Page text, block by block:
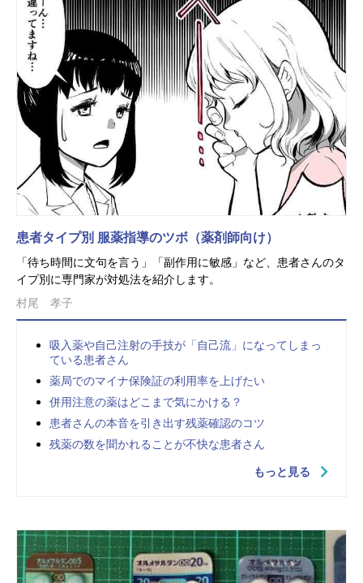
患者タイプ別 服薬指導のツボ（薬剤師向け）
「待ち時間に文句を言う」「副作用に敏感」など、患者さんのタ
イプ別に専門家が対処法を紹介します。
村尾 孝子
吸入薬や自己注射の手技が「自己流」になってしまっ
ている患者さん
薬局でのマイナ保険証の利用率を上げたい
併用注意の薬はどこまで気にかける？
患者さんの本音を引き出す残薬確認のコツ
残薬の数を聞かれることが不快な患者さん
もっと見る